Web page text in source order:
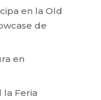
en la Old
de
en
la Feria